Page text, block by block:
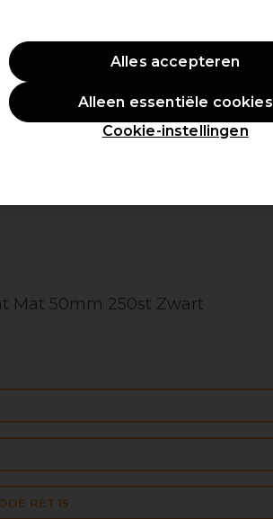
Inspiratie Professionele Awards
Mat 50mm 250st Zwart
RET15
Cookie-instellingen
Alleen essentiële cookies
Alles accepteren